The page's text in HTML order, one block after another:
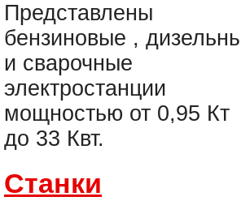
Представлены
бензиновые ,
и сварочные
электростанции
мощностью от 0,95 Кт
до 33 Квт.
Станки